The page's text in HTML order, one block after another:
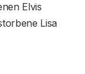
Elvis
Lisa